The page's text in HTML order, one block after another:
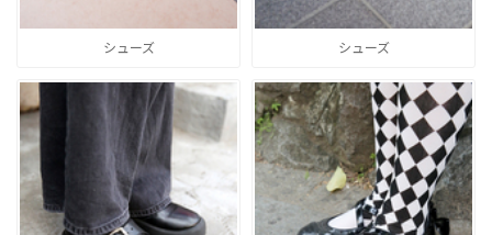
シューズ シューズ